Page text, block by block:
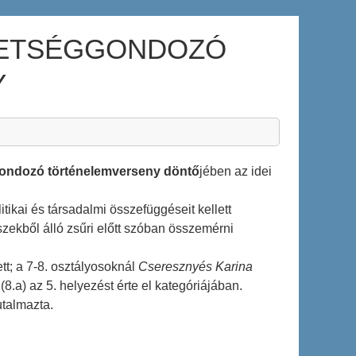
történelemverseny döntőjében az idei
és társadalmi összefüggéseit kellett
álló zsűri előtt szóban összemérni
a 7-8. osztályosoknál Cseresznyés Karina
(8.a) az 5. helyezést érte el kategóriájában.